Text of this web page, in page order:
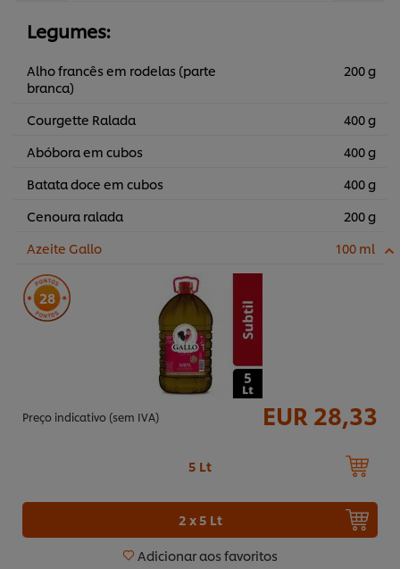
Legumes:
Alho francês em rodelas (parte
branca)
200 g
Courgette Ralada
400 g
Abóbora em cubos
400 g
Batata doce em cubos
400 g
Cenoura ralada
200 g
Azeite Gallo
100 ml
28
Preço indicativo (sem IVA) EUR 28,33
5 Lt
2 x 5 Lt
Adicionar aos favoritos